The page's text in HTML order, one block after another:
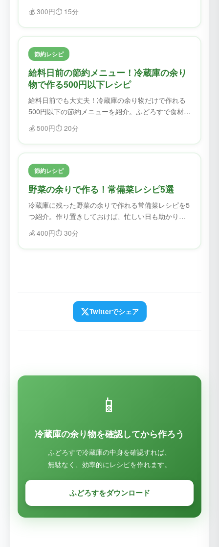
ろすで食材を無駄にせず、美味しく節約。
💰 300円⏱️ 15分
節約レシピ
給料日前の節約メニュー！冷蔵庫の余り
物で作る500円以下レシピ
給料日前でも大丈夫！冷蔵庫の余り物だけで作れる
500円以下の節約メニューを紹介。ふどろすで食材を
確認してから作れば、無駄なく節約できます。
💰 500円⏱️ 20分
節約レシピ
野菜の余りで作る！常備菜レシピ5選
冷蔵庫に残った野菜の余りで作れる常備菜レシピを5
つ紹介。作り置きしておけば、忙しい日も助かりま
💰 400円⏱️ 30分
Twitterでシェア
📱
冷蔵庫の余り物を確認してから作ろう
ふどろすで冷蔵庫の中身を確認すれば、
無駄なく、効率的にレシピを作れます。
ふどろすをダウンロード